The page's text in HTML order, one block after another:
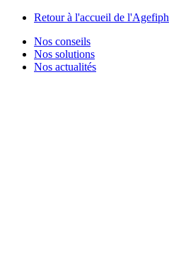
Retour à l'accueil de l'Agefiph
Nos conseils
Nos solutions
Nos actualités